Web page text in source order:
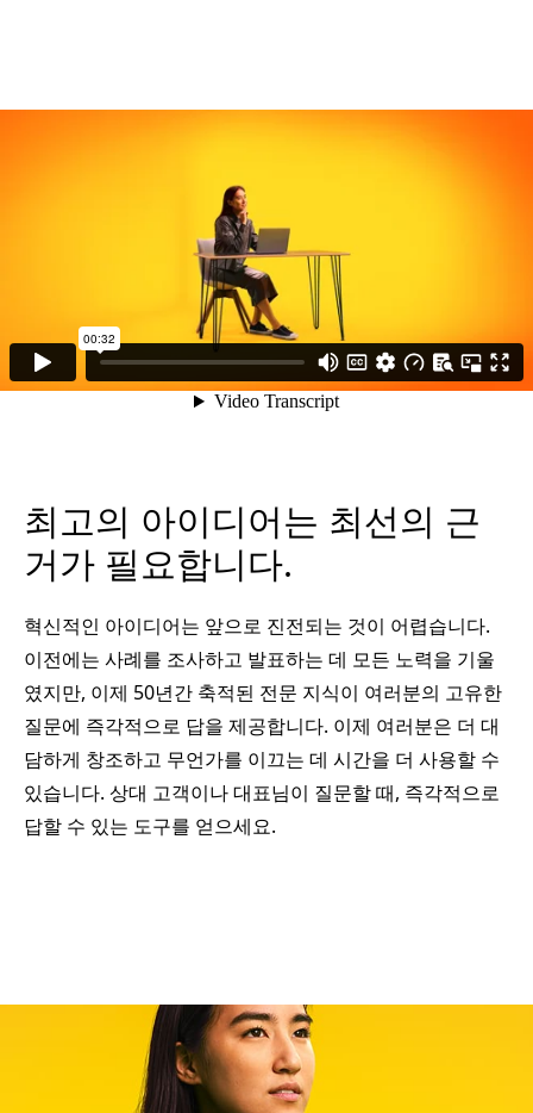
최고의 아이디어는 최선의 근
거가 필요합니다.
혁신적인 아이디어는 앞으로 진전되는 것이 어렵습니다.
이전에는 사례를 조사하고 발표하는 데 모든 노력을 기울
였지만, 이제 50년간 축적된 전문 지식이 여러분의 고유한
질문에 즉각적으로 답을 제공합니다. 이제 여러분은 더 대
담하게 창조하고 무언가를 이끄는 데 시간을 더 사용할 수
있습니다. 상대 고객이나 대표님이 질문할 때, 즉각적으로
답할 수 있는 도구를 얻으세요.